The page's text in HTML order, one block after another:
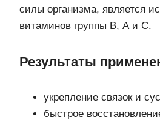
силы организма, является
витаминов группы В, А и С.
Результаты
укрепление связок и
быстрое